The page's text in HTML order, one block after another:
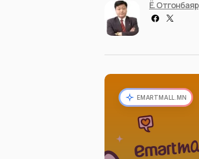
Ё. Отгонбаяр
EMARTMALL.MN